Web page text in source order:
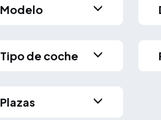
Modelo
Tipo de coche
Plazas